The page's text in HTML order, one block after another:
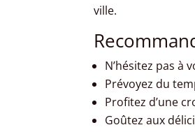
ville.
N’hésitez pas à
Prévoyez du
Profitez d’une
Goûtez aux